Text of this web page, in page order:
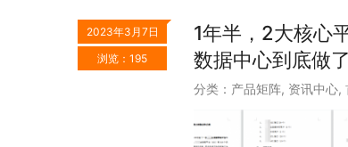
2023年3月7日
浏览：195
1年半，2大核心
数据中心到底做
分类： 产品矩阵, 资讯中心,